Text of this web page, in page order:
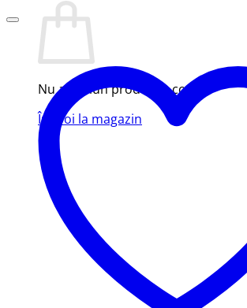
Nu ai niciun produs în coș.
Înapoi la magazin